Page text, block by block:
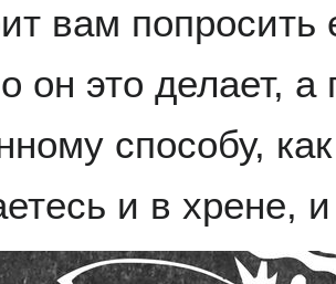
вам попросить
он это делает, а
способу,
и в хрене,